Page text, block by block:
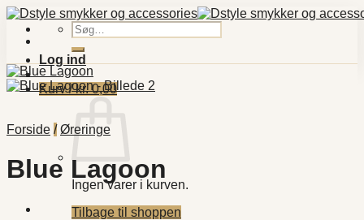
Fortsæt
indhold
Søg
efter:
Log ind
Kurv /kr.0,00
Ingen varer i kurven.
Tilbage til shoppen
Forside / Øreringe
Blue Lagoon